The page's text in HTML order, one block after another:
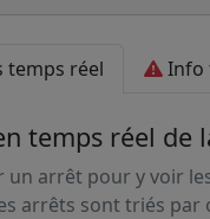
temps réel Info
temps réel de
un arrêt pour y voir
arrêts sont triés par